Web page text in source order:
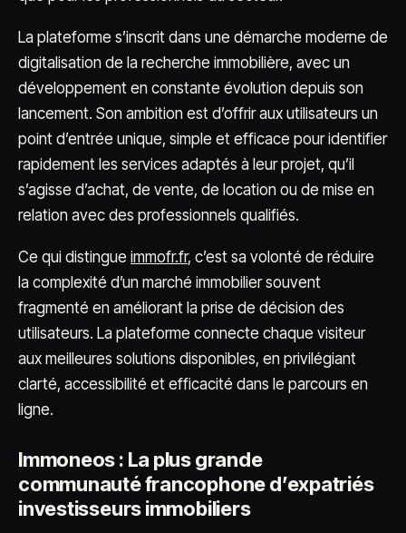
La plateforme s’inscrit dans une démarche moderne de
digitalisation de la recherche immobilière, avec un
développement en constante évolution depuis son
lancement. Son ambition est d’offrir aux utilisateurs un
point d’entrée unique, simple et efficace pour identifier
rapidement les services adaptés à leur projet, qu’il
s’agisse d’achat, de vente, de location ou de mise en
relation avec des professionnels qualifiés.
Ce qui distingue immofr.fr, c’est sa volonté de réduire
la complexité d’un marché immobilier souvent
fragmenté en améliorant la prise de décision des
utilisateurs. La plateforme connecte chaque visiteur
aux meilleures solutions disponibles, en privilégiant
clarté, accessibilité et efficacité dans le parcours en
ligne.
Immoneos : La plus grande
communauté francophone d’expatriés
investisseurs immobiliers